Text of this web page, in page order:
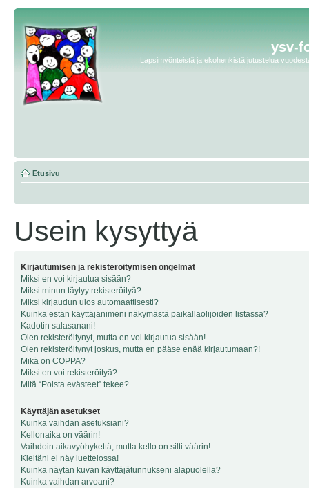
ysv-
Lapsimyönteistä ja ekohenkistä jutustelua
Etusivu
Usein kysyttyä
Kirjautumisen ja rekisteröitymisen ongelmat
Miksi en voi kirjautua sisään?
Miksi minun täytyy rekisteröityä?
Miksi kirjaudun ulos automaattisesti?
Kuinka estän käyttäjänimeni näkymästä paikallaolijoiden listassa?
Kadotin salasanani!
Olen rekisteröitynyt, mutta en voi kirjautua sisään!
Olen rekisteröitynyt joskus, mutta en pääse enää kirjautumaan?!
Mikä on COPPA?
Miksi en voi rekisteröityä?
Mitä “Poista evästeet” tekee?
Käyttäjän asetukset
Kuinka vaihdan asetuksiani?
Kellonaika on väärin!
Vaihdoin aikavyöhykettä, mutta kello on silti väärin!
Kieltäni ei näy luettelossa!
Kuinka näytän kuvan käyttäjätunnukseni alapuolella?
Kuinka vaihdan arvoani?